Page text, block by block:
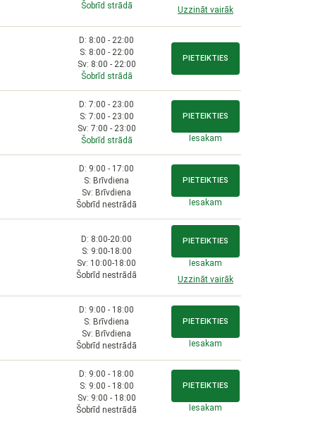
Šobrīd strādā
Uzzināt vairāk
D: 8:00 - 22:00
S: 8:00 - 22:00
Sv: 8:00 - 22:00
Šobrīd strādā
PIETEIKTIES
D: 7:00 - 23:00
S: 7:00 - 23:00
Sv: 7:00 - 23:00
Šobrīd strādā
PIETEIKTIES
Iesakam
D: 9:00 - 17:00
S: Brīvdiena
Sv: Brīvdiena
Šobrīd nestrādā
PIETEIKTIES
Iesakam
D: 8:00-20:00
S: 9:00-18:00
Sv: 10:00-18:00
Šobrīd nestrādā
PIETEIKTIES
Iesakam
Uzzināt vairāk
D: 9:00 - 18:00
S: Brīvdiena
Sv: Brīvdiena
Šobrīd nestrādā
PIETEIKTIES
Iesakam
D: 9:00 - 18:00
S: 9:00 - 18:00
Sv: 9:00 - 18:00
Šobrīd nestrādā
PIETEIKTIES
Iesakam